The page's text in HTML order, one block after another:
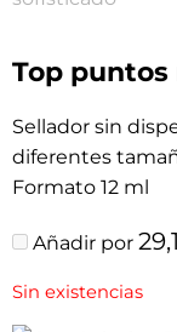
Top puntos
Sellador sin
diferentes
Formato 12 ml
Añadir por
Sin existencias